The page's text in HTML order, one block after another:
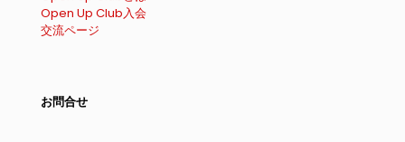
Open Up Club入会
交流ページ
お問合せ